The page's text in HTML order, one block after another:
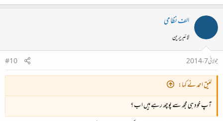
الف نظامی
لائبریرین
جولائی 7، 2014
#10
لئیق احمد نے کہا:
آپ خود ہی مجھ سے پوچھ رہے ہیں اب ؟